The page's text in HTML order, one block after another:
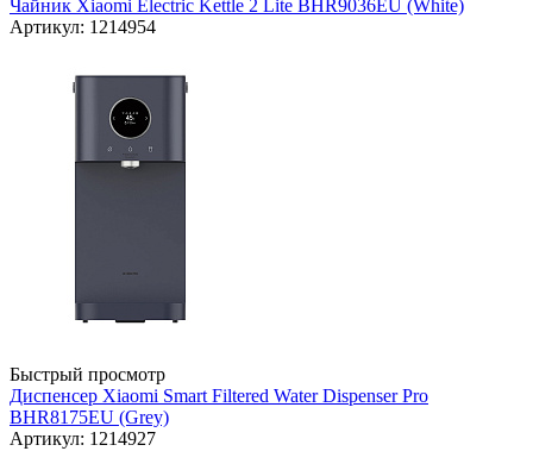
Чайник Xiaomi Electric Kettle 2 Lite BHR9036EU (White)
Артикул: 1214954
Быстрый просмотр
Диспенсер Xiaomi Smart Filtered Water Dispenser Pro
BHR8175EU (Grey)
Артикул: 1214927